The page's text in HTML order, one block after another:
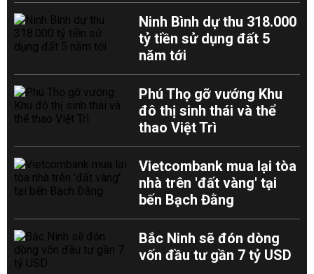
Ninh Bình dự thu 318.000
tỷ tiền sử dụng đất 5
năm tới
Phú Thọ gỡ vướng Khu
đô thị sinh thái và thể
thao Việt Trì
Vietcombank mua lại tòa
nhà trên 'đất vàng' tại
bến Bạch Đằng
Bắc Ninh sẽ đón dòng
vốn đầu tư gần 7 tỷ USD